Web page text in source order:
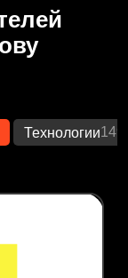
Технологии